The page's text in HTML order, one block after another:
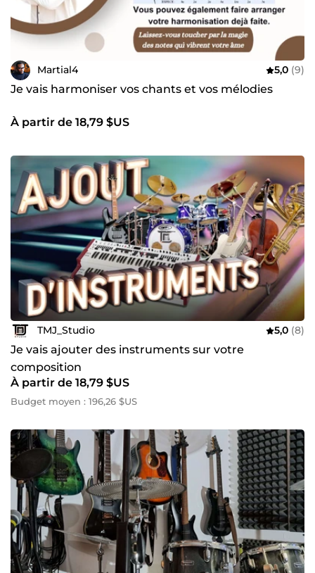
Martial4 5,0 (9)
Je vais harmoniser vos chants et vos mélodies
À partir de 18,79 $US
TMJ_Studio 5,0 (8)
Je vais ajouter des instruments sur votre
composition
À partir de 18,79 $US
Budget moyen : 196,26 $US